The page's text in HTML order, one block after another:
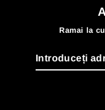
Ramai la
adresa